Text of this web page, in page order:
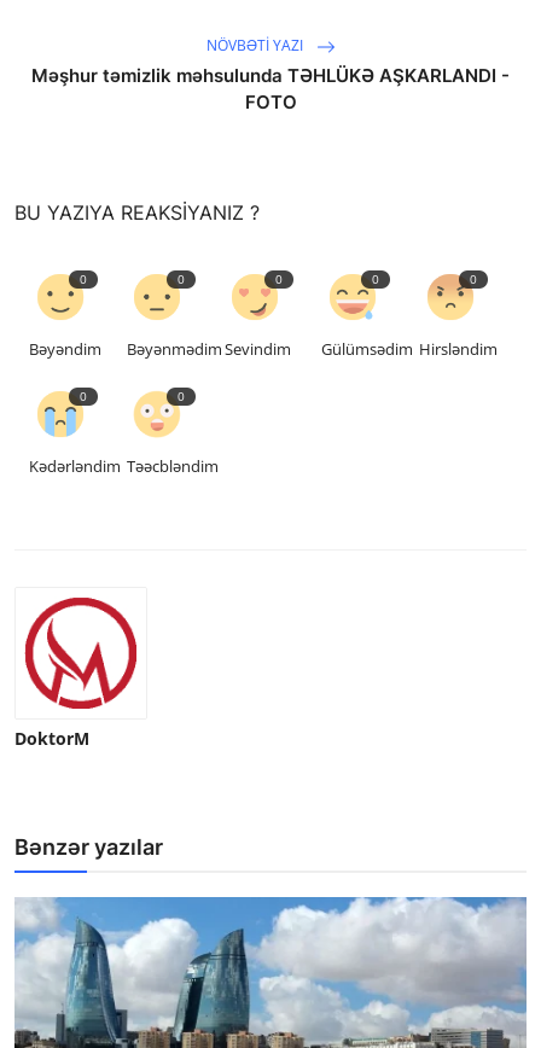
NÖVBƏTI YAZI
Məşhur təmizlik məhsulunda TƏHLÜKƏ AŞKARLANDI -
FOTO
BU YAZIYA REAKSIYANIZ ?
0
Bəyəndim
0
Bəyənmədim
0
Sevindim
0
Gülümsədim
0
Hirsləndim
0
Kədərləndim
0
Təəcbləndim
DoktorM
Bənzər yazılar